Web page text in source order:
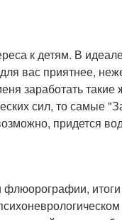
к детям. В
вас приятнее,
заработать такие
сил, то самые
придется